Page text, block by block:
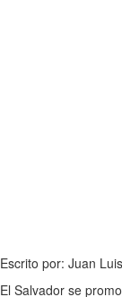
Escrito por: Juan
El Salvador se